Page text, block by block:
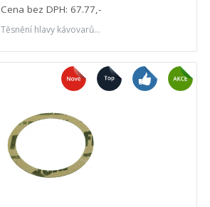
Cena bez DPH: 67.77,-
Těsnění hlavy kávovarů...